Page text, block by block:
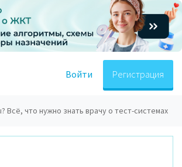
Войти Регистрация
Всё, что нужно знать врачу о тест-системах